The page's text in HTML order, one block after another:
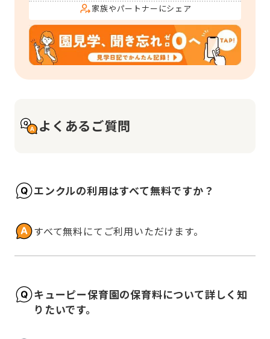
家族やパートナーにシェア
よくあるご質問
エンクルの利用はすべて無料ですか？
すべて無料にてご利用いただけます。
キューピー保育園の保育料について詳しく知
りたいです。